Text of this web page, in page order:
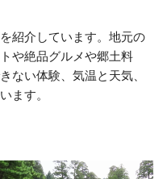
紹介しています。地元の
や絶品グルメや郷土料
ない体験、気温と天気、
ます。